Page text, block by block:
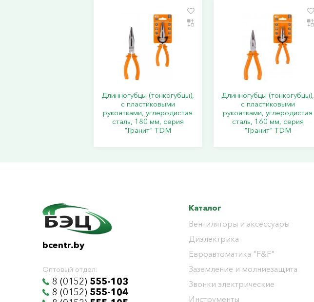
Длинногубцы (тонкогубцы),
с пластиковыми
рукоятками, углеродистая
сталь, 180 мм, серия
"Гранит" TDM
Длинногубцы (тонкогубцы),
с пластиковыми
рукоятками, углеродистая
сталь, 160 мм, серия
"Гранит" TDM
bcentr.by
Оптовый отдел:
8 (0152) 555-103
8 (0152) 555-104
Каталог
Вентиляторы и аксессуары
Диэлектрика
Евроавтоматика "F&F"
Заземление и молниезащита
Звонки электрические
Инструменты